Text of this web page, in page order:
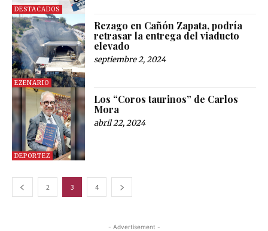
DESTACADOS
EZENARIO
Rezago en Cañón Zapata, podría
retrasar la entrega del viaducto
elevado
septiembre 2, 2024
DEPORTEZ
Los “Coros taurinos” de Carlos
Mora
abril 22, 2024
2 3 4
- Advertisement -